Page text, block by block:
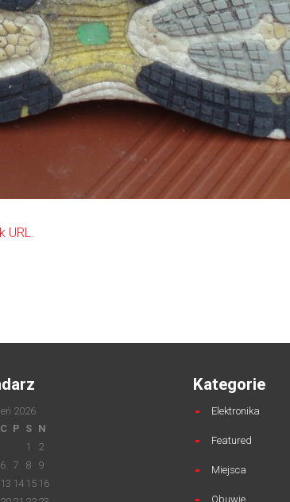
URL
2026
C P S
N
1
2
6 7 8
9
13 14 15 16
Kategorie
Elektronika
Featured
Miejsca
Obuwie